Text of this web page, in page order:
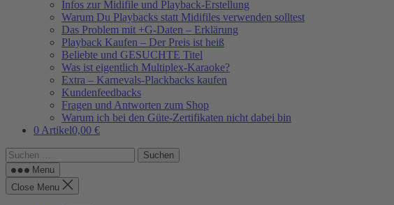
Infos zur Midifile und Playback-Erstellung
Warum Du Playbacks statt Midifiles verwenden solltest
Das Problem mit +G-Daten – Erklärung
Playback Kaufen – Der Preis ist heiß
Beliebte und GESUCHTE Titel
Was ist eigentlich Multiplex-Karaoke?
Extra – Karnevals-Plackbacks kaufen
Kundenfeedbacks
Fragen und Antworten zum Shop
Warum ich bei den Güte-Zertifikaten nicht dabei bin
0 Artikel0,00 €
Suchen
nach: Menu
Close Menu